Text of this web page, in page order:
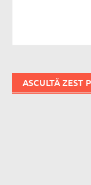
ASCULTĂ ZEST